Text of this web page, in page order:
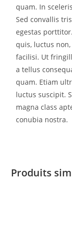
quam. In
Sed convallis
egestas
quis, luctus
facilisi. Ut
a tellus
quam. Etiam
luctus suscipit.
magna class
conubia nostra.
Produits